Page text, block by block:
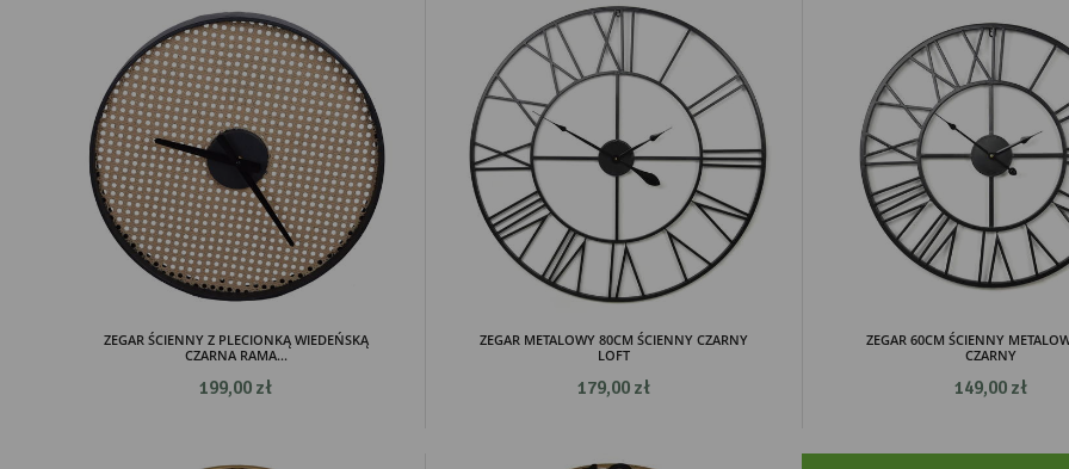
ZEGAR ŚCIENNY Z PLECIONKĄ WIEDEŃSKĄ
CZARNA RAMA...
199,00 zł
ZEGAR METALOWY 80CM ŚCIENNY CZARNY
LOFT
179,00 zł
ZEGAR 60CM ŚCIENNY
CZARNY
149,00 zł